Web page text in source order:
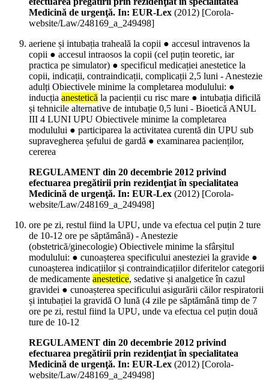
Medicină de urgenţă. In: EUR-Lex (2012) [Corola-
website/Law/248169_a_249498]
aeriene și intubația traheală la copii ● accesul intravenos la
copii ● accesul intraosos la copii (cel puțin teoretic, iar
practica pe simulator) ● specificul medicației anestetice la
copii, indicații, contraindicații, complicații 2,5 luni - Anestezie
adulți Obiectivele minime la completarea modulului: ●
inducția anestetică la pacienții cu risc mare ● intubația dificilă
și tehnicile alternative de intubație 0,5 luni - Bioetică ANUL
III 4 LUNI UPU Obiectivele minime la completarea
modulului ● participarea la activitatea curentă din UPU sub
supravegherea șefului de gardă ● examinarea pacienților,
cererea
REGULAMENT din 20 decembrie 2012 privind
efectuarea pregătirii prin rezidenţiat în specialitatea
Medicină de urgenţă. In: EUR-Lex (2012) [Corola-
website/Law/248169_a_249498]
ore pe zi, restul fiind la UPU, unde va efectua cel puțin 2 ture
de 10-12 ore pe săptămână) - Anestezie
(obstetrică/ginecologie) Obiectivele minime la sfârșitul
modulului: ● cunoașterea specificului anesteziei la gravide ●
cunoașterea indicațiilor și contraindicațiilor diferitelor categorii
de medicamente anestetice, sedative și analgetice în cazul
gravidei ● cunoașterea specificului asigurării căilor respiratorii
și intubației la gravidă O lună (4 zile pe săptămână timp de 7
ore pe zi, restul fiind la UPU, unde va efectua cel puțin două
ture de 10-12
REGULAMENT din 20 decembrie 2012 privind
efectuarea pregătirii prin rezidenţiat în specialitatea
Medicină de urgenţă. In: EUR-Lex (2012) [Corola-
website/Law/248169_a_249498]